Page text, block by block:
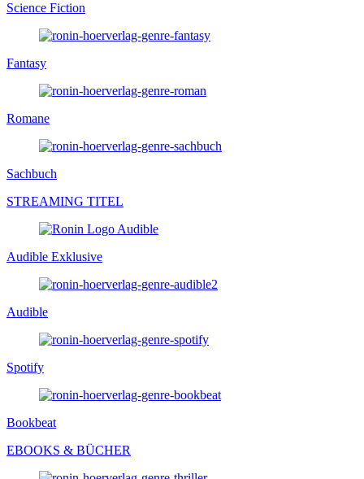
Science Fiction
Fantasy
Romane
Sachbuch
STREAMING TITEL
Audible Exklusive
Audible
Spotify
Bookbeat
EBOOKS & BÜCHER